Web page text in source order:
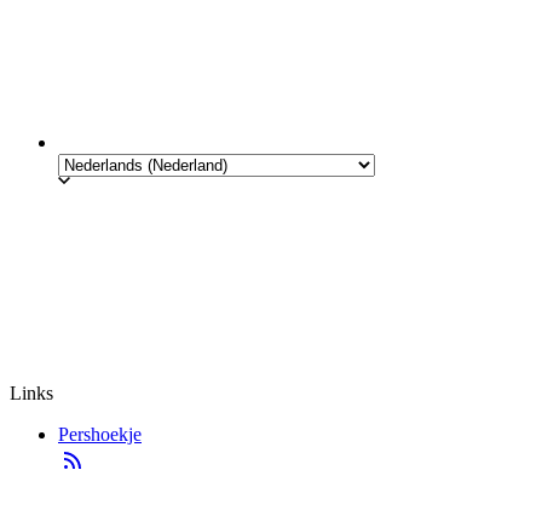
Links
Pershoekje